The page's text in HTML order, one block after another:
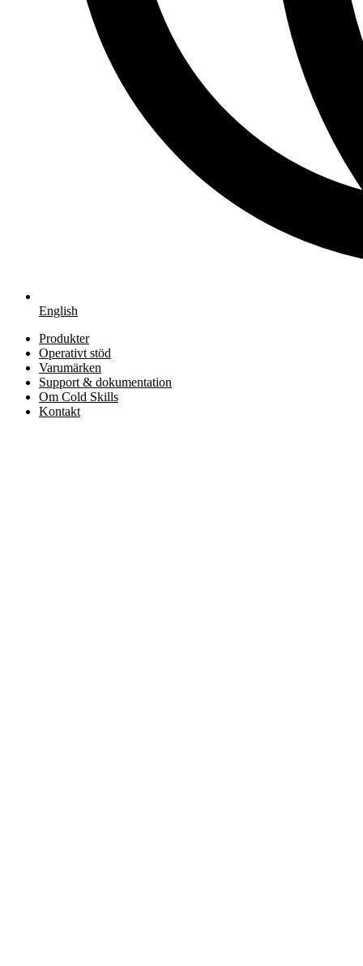
English
Produkter
Operativt stöd
Varumärken
Support & dokumentation
Om Cold Skills
Kontakt